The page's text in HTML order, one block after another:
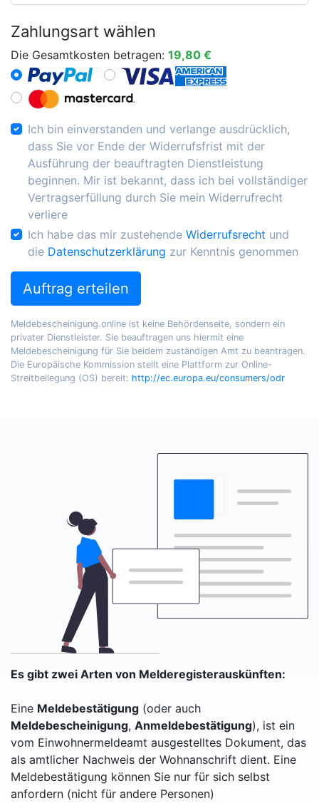
Zahlungsart wählen
Die Gesamtkosten betragen: 19,80 €
Ich bin einverstanden und verlange ausdrücklich,
dass Sie vor Ende der Widerrufsfrist mit der
Ausführung der beauftragten Dienstleistung
beginnen. Mir ist bekannt, dass ich bei vollständiger
Vertragserfüllung durch Sie mein Widerrufrecht
verliere
Ich habe das mir zustehende Widerrufsrecht und
die Datenschutzerklärung zur Kenntnis genommen
Auftrag erteilen
Meldebescheinigung.online ist keine Behördenseite, sondern ein
privater Dienstleister. Sie beauftragen uns hiermit eine
Meldebescheinigung für Sie beidem zuständigen Amt zu beantragen.
Die Europäische Kommission stellt eine Plattform zur Online-
Streitbeilegung (OS) bereit: http://ec.europa.eu/consumers/odr
Es gibt zwei Arten von Melderegisterauskünften:
Eine Meldebestätigung (oder auch
Meldebescheinigung, Anmeldebestätigung), ist ein
vom Einwohnermeldeamt ausgestelltes Dokument, das
als amtlicher Nachweis der Wohnanschrift dient. Eine
Meldebestätigung können Sie nur für sich selbst
anfordern (nicht für andere Personen)